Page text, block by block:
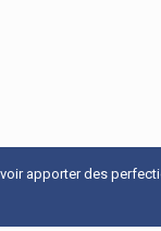
apporter des